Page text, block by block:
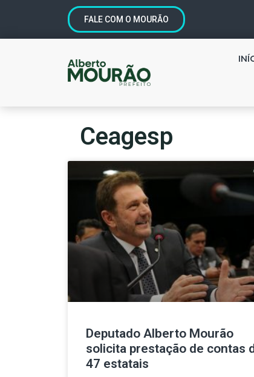
FALE COM O MOURÃO
Ceagesp
Deputado Alberto Mourão
solicita prestação de contas
47 estatais